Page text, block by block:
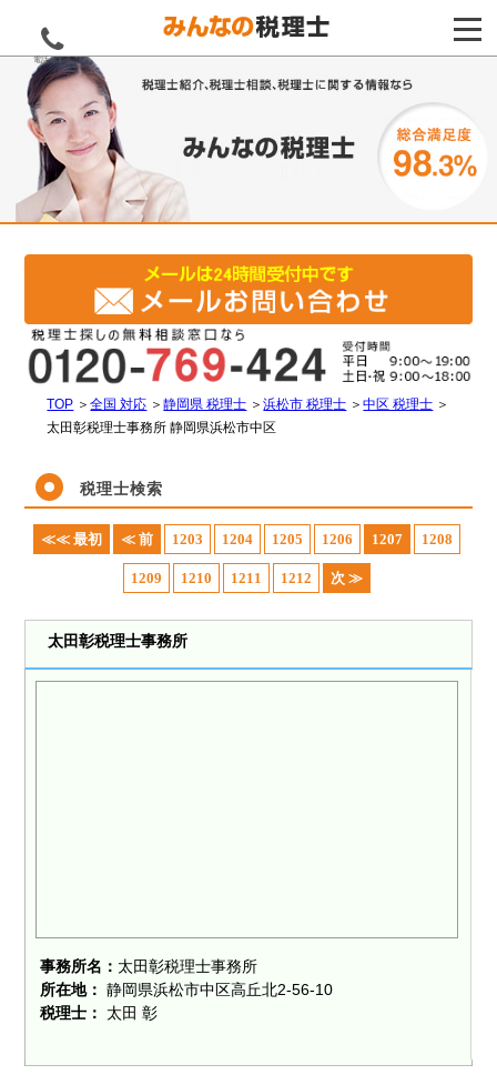
電話をする
TOP ＞全国 対応 ＞静岡県 税理士 ＞浜松市 税理士 ＞中区 税理士 ＞
太田彰税理士事務所 静岡県浜松市中区
税理士検索
≪≪ 最初 ≪ 前 1203 1204 1205 1206 1207 1208
1209 1210 1211 1212 次 ≫
太田彰税理士事務所
事務所名： 太田彰税理士事務所
所在地： 静岡県浜松市中区高丘北2-56-10
税理士：
太田 彰